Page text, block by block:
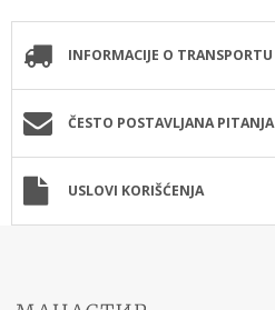
INFORMACIJE O TRANSPORTU
ČESTO POSTAVLJANA PITANJA
USLOVI KORIŠĆENJA